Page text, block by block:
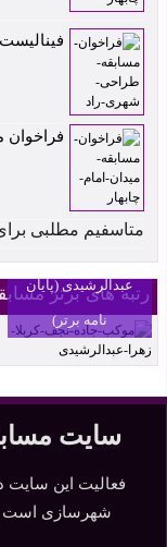
فراخوان
متاسفیم مطلبی
رتبه های برتر
موکب جاده نجف-
عبدالرشیدی (پایان
نامه برتر)
سایت
فعالیت این سایت
شهرسازی است و